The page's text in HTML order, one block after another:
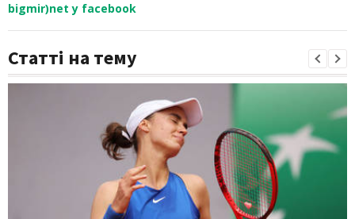
bigmir)net у facebook
Статті на тему